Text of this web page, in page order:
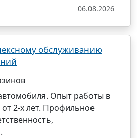
06.08.2026
обслуживанию
Опыт работы в
2-х лет. Профильное